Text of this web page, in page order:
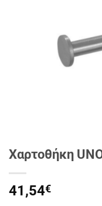
Χαρτοθήκη
41,54€